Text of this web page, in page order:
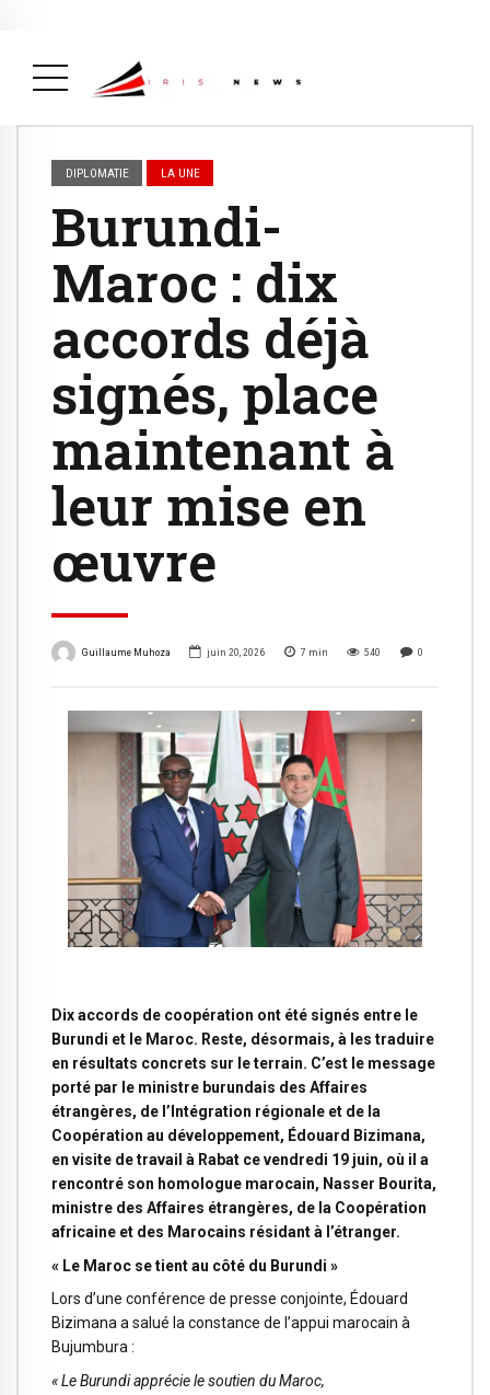
DIPLOMATIE LA UNE
Burundi-
Maroc : dix
accords déjà
signés, place
maintenant à
leur mise en
œuvre
Guillaume Muhoza juin 20, 2026 7 min 540 0
Dix accords de coopération ont été signés entre le
Burundi et le Maroc. Reste, désormais, à les traduire
en résultats concrets sur le terrain. C’est le message
porté par le ministre burundais des Affaires
étrangères, de l’Intégration régionale et de la
Coopération au développement, Édouard Bizimana,
en visite de travail à Rabat ce vendredi 19 juin, où il a
rencontré son homologue marocain, Nasser Bourita,
ministre des Affaires étrangères, de la Coopération
africaine et des Marocains résidant à l’étranger.
« Le Maroc se tient au côté du Burundi »
Lors d’une conférence de presse conjointe, Édouard
Bizimana a salué la constance de l’appui marocain à
Bujumbura :
« Le Burundi apprécie le soutien du Maroc,